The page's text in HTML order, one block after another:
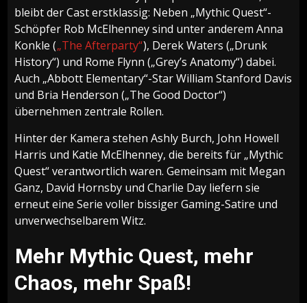
bleibt der Cast erstklassig: Neben „Mythic Quest“-
Schöpfer Rob McElhenney sind unter anderem Anna
Konkle („The Afterparty“), Derek Waters („Drunk
History“) und Rome Flynn („Grey’s Anatomy“) dabei.
Auch „Abbott Elementary“-Star William Stanford Davis
und Bria Henderson („The Good Doctor“)
übernehmen zentrale Rollen.
Hinter der Kamera stehen Ashly Burch, John Howell
Harris und Katie McElhenney, die bereits für „Mythic
Quest“ verantwortlich waren. Gemeinsam mit Megan
Ganz, David Hornsby und Charlie Day liefern sie
erneut eine Serie voller bissiger Gaming-Satire und
unverwechselbarem Witz.
Mehr Mythic Quest, mehr
Chaos, mehr Spaß!